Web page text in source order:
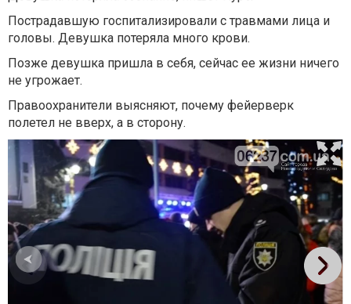
Пострадавшую госпитализировали с травмами лица и
головы. Девушка потеряла много крови.
Позже девушка пришла в себя, сейчас ее жизни ничего
не угрожает.
Правоохранители выясняют, почему фейерверк
полетел не вверх, а в сторону.